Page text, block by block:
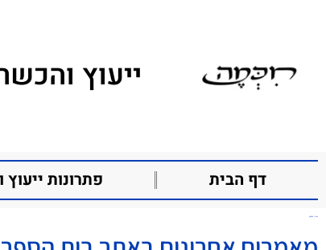
ייעוץ
דף הבית פתרונות ייעוץ
שירי רמדאן